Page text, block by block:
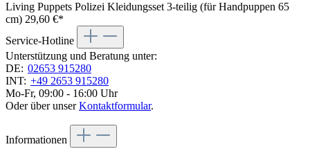
Living Puppets Polizei Kleidungsset 3-teilig (für Handpuppen 65
cm) 29,60 €*
Service-Hotline
Unterstützung und Beratung unter:
DE: 02653 915280
INT: +49 2653 915280
Mo-Fr, 09:00 - 16:00 Uhr
Oder über unserKontaktformular.
Informationen